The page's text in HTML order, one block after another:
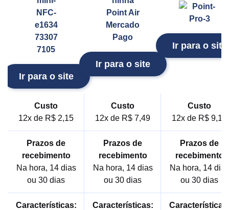
Ir para o site
Ir para o site
Ir para o site
Custo
12x de R$ 2,15
Custo
12x de R$ 7,49
Custo
12x de R$ 9,15
Prazos de
recebimento
Na hora, 14 dias
ou 30 dias
Prazos de
recebimento
Na hora, 14 dias
ou 30 dias
Prazos de
recebimento
Na hora, 14 dias
ou 30 dias
Características:
Características: